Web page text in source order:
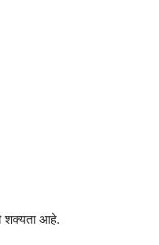
शक्यता आहे.